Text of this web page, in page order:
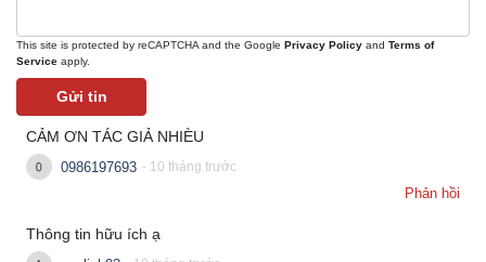
This site is protected by reCAPTCHA and the Google Privacy Policy and Terms of
Service apply.
Gửi tin
CẢM ƠN TÁC GIẢ NHIÈU
0986197693 - 10 tháng trước
Phản hồi
Thông tin hữu ích ạ